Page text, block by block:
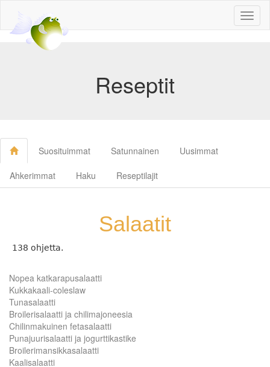
Reseptit
Suosituimmat Satunnainen Uusimmat
Ahkerimmat Haku Reseptilajit
Salaatit
138 ohjetta.
Nopea katkarapusalaatti
Kukkakaali-coleslaw
Tunasalaatti
Broilerisalaatti ja chilimajoneesia
Chilinmakuinen fetasalaatti
Punajuurisalaatti ja jogurttikastike
Broilerimansikkasalaatti
Kaalisalaatti